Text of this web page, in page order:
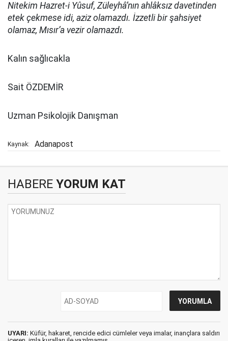
Nitekim Hazret-i Yûsuf, Züleyhâ’nın ahlâksız davetinden
etek çekmese idi, aziz olamazdı. İzzetli bir şahsiyet
olamaz, Mısır’a vezir olamazdı.
Kalın sağlıcakla
Sait ÖZDEMİR
Uzman Psikolojik Danışman
Kaynak: Adanapost
HABERE YORUM KAT
UYARI: Küfür, hakaret, rencide edici cümleler veya imalar, inançlara saldırı